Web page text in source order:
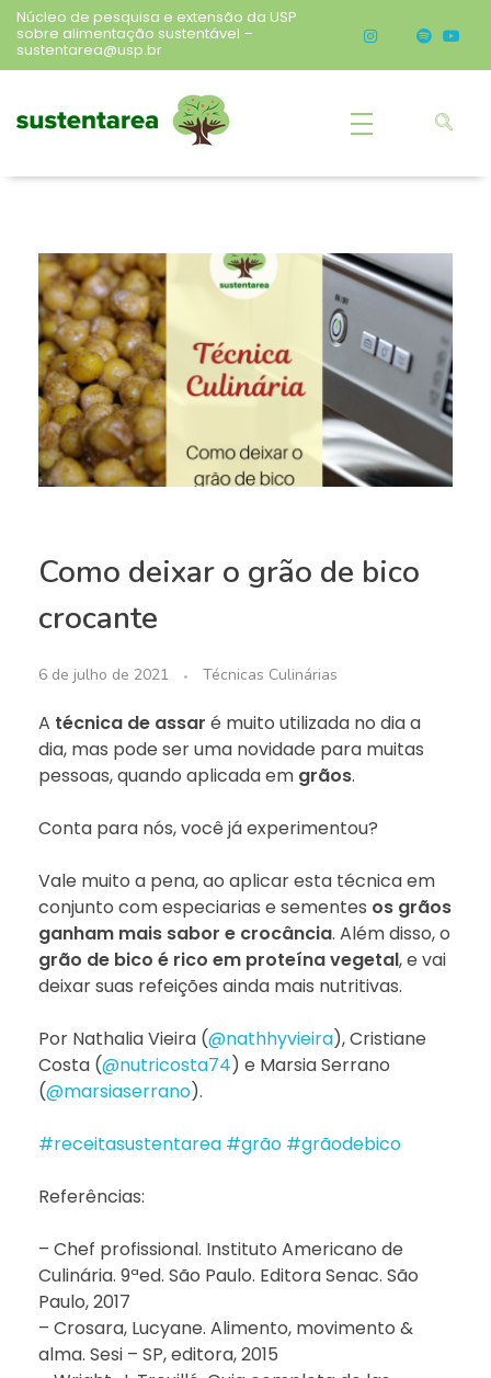
Núcleo de pesquisa e extensão da USP
sobre alimentação sustentável –
sustentarea@usp.br
Sustentarea
Como deixar o grão de bico
crocante
6 de julho de 2021 Técnicas Culinárias
A técnica de assar é muito utilizada no dia a
dia, mas pode ser uma novidade para muitas
pessoas, quando aplicada em grãos.
Conta para nós, você já experimentou?
Vale muito a pena, ao aplicar esta técnica em
conjunto com especiarias e sementes os grãos
ganham mais sabor e crocância. Além disso, o
grão de bico é rico em proteína vegetal, e vai
deixar suas refeições ainda mais nutritivas.
Por Nathalia Vieira (@nathhyvieira), Cristiane
Costa (@nutricosta74) e Marsia Serrano
(@marsiaserrano).
#receitasustentarea #grão #grãodebico
Referências:
– Chef profissional. Instituto Americano de
Culinária. 9ªed. São Paulo. Editora Senac. São
Paulo, 2017
– Crosara, Lucyane. Alimento, movimento &
alma. Sesi – SP, editora, 2015